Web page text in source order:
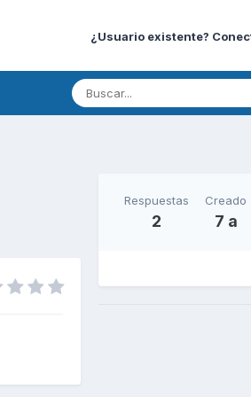
¿Usuario existente?
Respuestas
2
Creado
7 a